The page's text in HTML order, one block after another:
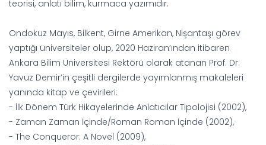
teorisi, anlatı bilim, kurmaca yazımıdır.
Ondokuz Mayıs, Bilkent, Girne Amerikan, Nişantaşı görev
yaptığı üniversiteler olup, 2020 Haziran’ından itibaren
Ankara Bilim Üniversitesi Rektörü olarak atanan Prof. Dr.
Yavuz Demir’in çeşitli dergilerde yayımlanmış makaleleri
yanında kitap ve çevirileri:
- İlk Dönem Türk Hikayelerinde Anlatıcılar Tipolojisi (2002),
- Zaman Zaman İçinde/Roman Roman İçinde (2002),
- The Conqueror: A Novel (2009),